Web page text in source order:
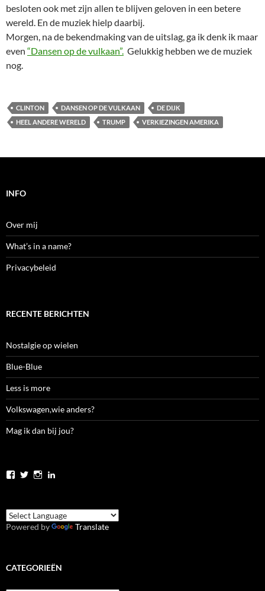
besloten ook met zijn allen te blijven geloven in een betere
wereld. En de muziek hielp daarbij.
Morgen, na de bekendmaking van de uitslag, ga ik denk ik maar
even “Dansen op de vulkaan”. Gelukkig hebben we de muziek
nog.
CLINTON DANSEN OP DE VULKAAN
DE DIJK
HEEL ANDERE WERELD
TRUMP VERKIEZINGEN AMERIKA
INFO
Over mij
What’s in a name?
Privacybeleid
RECENTE BERICHTEN
Nostalgie op wielen
Blue-Blue
Less is more
Volkswagen,wie anders?
Mag ik dan bij jou?
Bekijk
jolanda.zwier.5
op
Facebook
Bekijk
JolandaZwier
op
Twitter
Bekijk
jolandazwier
op
Instagram
jolandazwier
op
LinkedIn
Powered by Translate
CATEGORIEËN